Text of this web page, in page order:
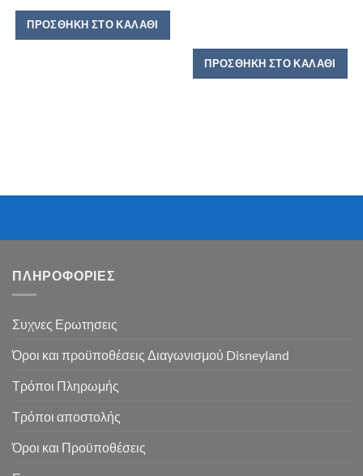
ΠΡΟΣΘΉΚΗ ΣΤΟ ΚΑΛΆΘΙ
ΠΡΟΣΘΉΚΗ ΣΤΟ ΚΑΛΆΘΙ
ΠΛΗΡΟΦΟΡΙΕΣ
Συχνες Ερωτησεις
Όροι και προϋποθέσεις Διαγωνισμού Disneyland
Τρόποι Πληρωμής
Τρόποι αποστολής
Όροι και Προϋποθέσεις